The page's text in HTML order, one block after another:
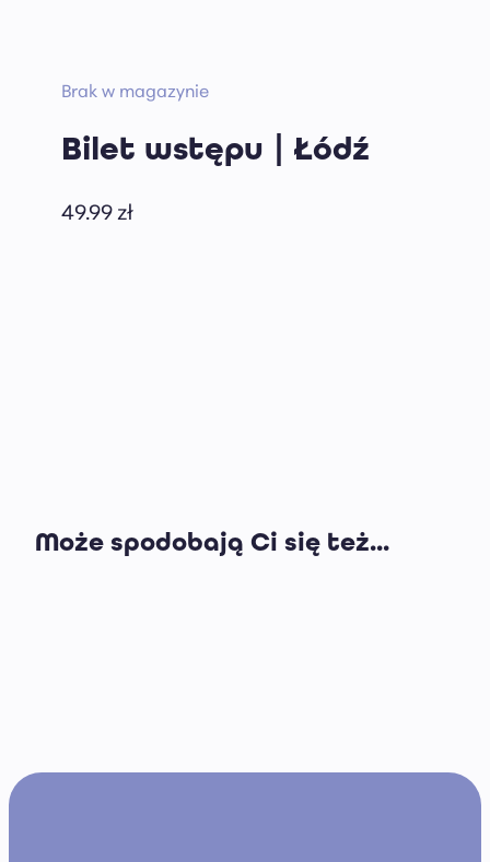
Brak w magazynie
Bilet wstępu | Łódź
49.99zł
Może spodobają Ci się też...